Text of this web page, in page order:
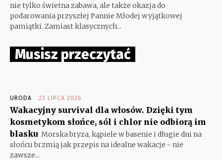
nie tylko świetna zabawa, ale także okazja do
podarowania przyszłej Pannie Młodej wyjątkowej
pamiątki. Zamiast klasycznych...
Musisz przeczytać
URODA 23 LIPCA 2026
Wakacyjny survival dla włosów. Dzięki tym
kosmetykom słońce, sól i chlor nie odbiorą im
blasku Morska bryza, kąpiele w basenie i długie dni na
słońcu brzmią jak przepis na idealne wakacje - nie
zawsze...